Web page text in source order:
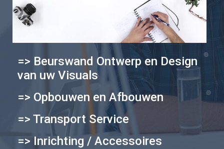
=> Beurswand Ontwerp en Design
van uw Visuals
=> Opbouwen en Afbouwen
=> Transport Service
=> Inrichting / Accessoires